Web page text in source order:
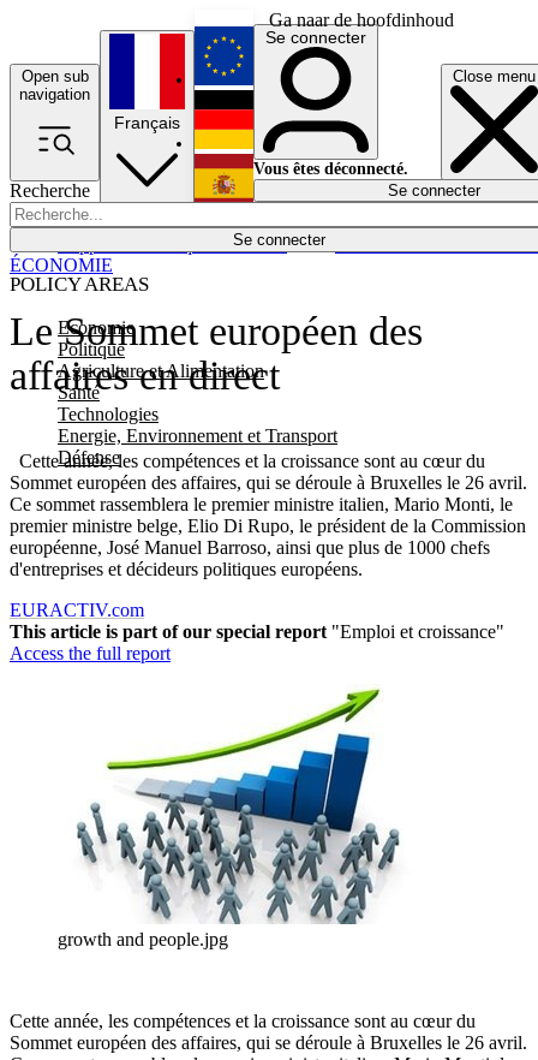
Ga naar de hoofdinhoud
Open sub
navigation
Close menu
Recherche
Se connecter
POLICY AREAS
Economie
Politique
Agriculture et Alimentation
Santé
Technologies
Energie, Environnement et Transport
Défense
Économie
Français
English
Deutsch
Español
Se connecter
Vous êtes déconnecté.
Se connecter
Le Sommet européen des
affaires en direct
Cette année, les compétences et la croissance sont au cœur du
Sommet européen des affaires, qui se déroule à Bruxelles le 26 avril.
Ce sommet rassemblera le premier ministre italien, Mario Monti, le
premier ministre belge, Elio Di Rupo, le président de la Commission
européenne, José Manuel Barroso, ainsi que plus de 1000 chefs
d'entreprises et décideurs politiques européens.
ÉCONOMIE
EURACTIV.com
This article is part of our special report "Emploi et croissance"
Access the full report
growth and people.jpg
Cette année, les compétences et la croissance sont au cœur du
Sommet européen des affaires, qui se déroule à Bruxelles le 26 avril.